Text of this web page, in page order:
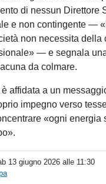
di nessun Direttore
e non contingente —
non necessita della
— e segnala
da colmare.
affidata a un
impegno verso
«ogni energia
13 giugno 2026 alle 11:30